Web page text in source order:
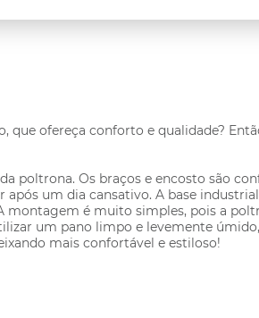
que ofereça conforto e qualidade?
poltrona. Os braços e encosto são
um dia cansativo. A base
é muito simples, pois a
um pano limpo e levemente
mais confortável e estiloso!